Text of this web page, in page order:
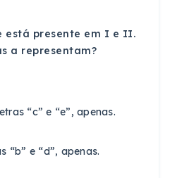
está presente em I e II.
a representam?
“c” e “e”, apenas.
“b” e “d”, apenas.